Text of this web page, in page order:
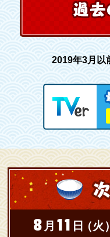
2019年3月以
8 月 11 日 （火）